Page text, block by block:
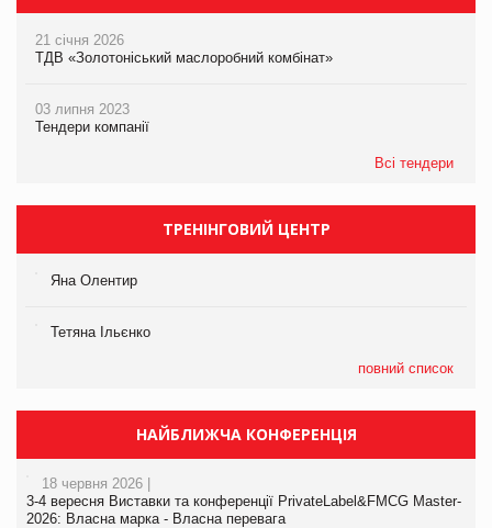
21 січня 2026
ТДВ «Золотоніський маслоробний комбінат»
03 липня 2023
Тендери компанії
Всі тендери
ТРЕНІНГОВИЙ ЦЕНТР
Яна Олентир
Тетяна Ільєнко
повний список
НАЙБЛИЖЧА КОНФЕРЕНЦІЯ
18 червня 2026 |
3-4 вересня Виставки та конференції PrivateLabel&FMCG Master-
2026: Власна марка - Власна перевага